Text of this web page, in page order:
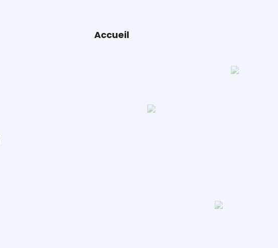
Accueil